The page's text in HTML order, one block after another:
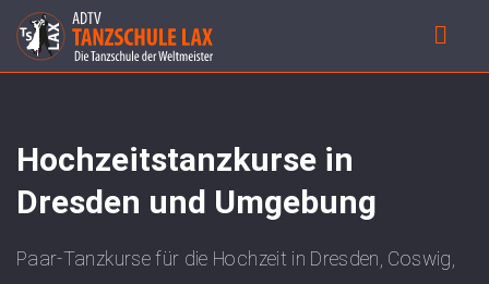
Hochzeitstanzkurse in
Dresden und Umgebung
Paar-Tanzkurse für die Hochzeit in Dresden, Coswig,